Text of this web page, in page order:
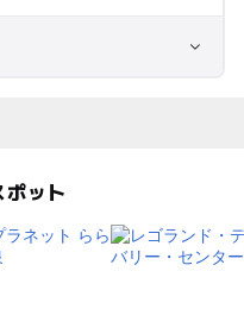
物園・フラワーパー
ット